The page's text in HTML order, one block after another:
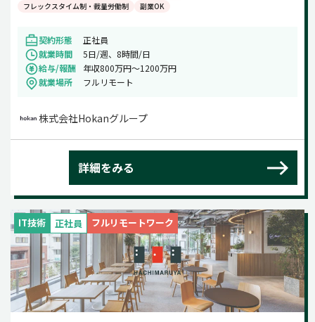
フレックスタイム制・裁量労働制
副業OK
契約形態
正社員
就業時間
5日/週、8時間/日
給与/報酬
年収800万円〜1200万円
就業場所
フルリモート
株式会社Hokanグループ
詳細をみる
IT技術 正社員 フルリモートワーク